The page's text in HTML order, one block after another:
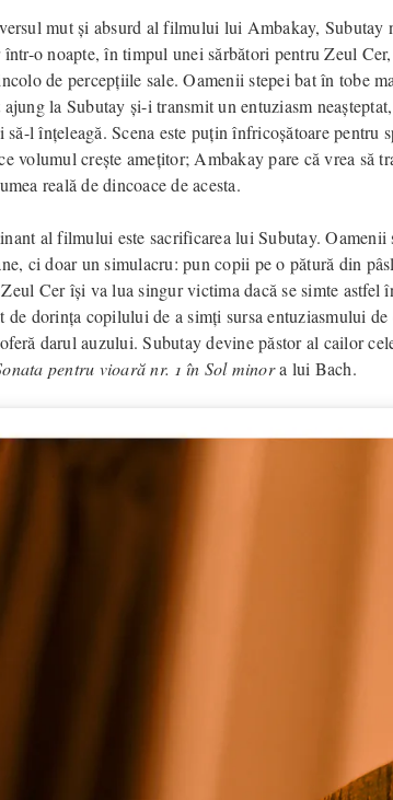
mut și absurd al filmului lui Ambakay, Subutay
într-o noapte, în timpul unei sărbători pentru Zeul
de percepțiile sale. Oamenii stepei bat în tobe
ajung la Subutay și-i transmit un entuziasm
să-l înțeleagă. Scena este puțin înfricoșătoare pentru
volumul crește amețitor; Ambakay pare că vrea să
reală de dincoace de acesta.
al filmului este sacrificarea lui Subutay. Oamenii
ci doar un simulacru: pun copii pe o pătură din
Cer își va lua singur victima dacă se simte astfel
de dorința copilului de a simți sursa entuziasmului de
darul auzului. Subutay devine păstor al cailor
pentru vioară nr. 1 în Sol minora lui Bach.